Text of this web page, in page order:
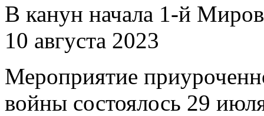
В канун начала 1-й
10 августа 2023
Мероприятие
войны состоялось 29